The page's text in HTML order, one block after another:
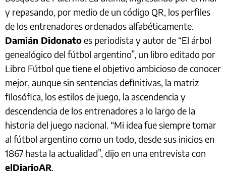
y repasando, por medio de un código QR, los perfiles
de los entrenadores ordenados alfabéticamente.
Damián Didonatoes periodista y autor de “El árbol
genealógico del fútbol argentino”, un libro editado por
Libro Fútbol que tiene el objetivo ambicioso de conocer
mejor, aunque sin sentencias definitivas, la matriz
filosófica, los estilos de juego, la ascendencia y
descendencia de los entrenadores a lo largo de la
historia del juego nacional. “Mi idea fue siempre tomar
al fútbol argentino como un todo, desde sus inicios en
1867 hasta la actualidad”, dijo en una entrevista con
elDiarioAR.